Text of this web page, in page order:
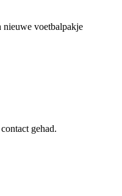
voetbalpakje
gehad.